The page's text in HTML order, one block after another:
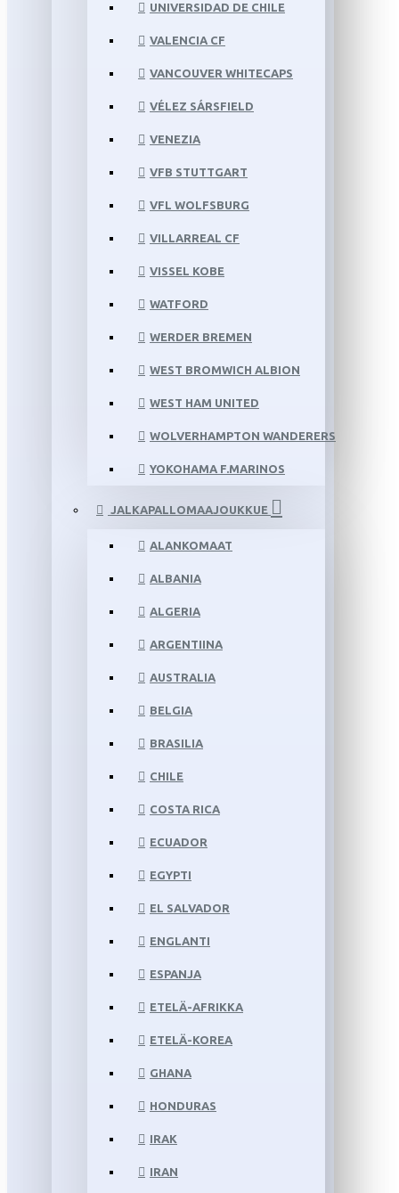
UNIVERSIDAD DE CHILE
VALENCIA CF
VANCOUVER WHITECAPS
VÉLEZ SÁRSFIELD
VENEZIA
VFB STUTTGART
VFL WOLFSBURG
VILLARREAL CF
VISSEL KOBE
WATFORD
WERDER BREMEN
WEST BROMWICH ALBION
WEST HAM UNITED
WOLVERHAMPTON WANDERERS
YOKOHAMA F.MARINOS
JALKAPALLOMAAJOUKKUE
ALANKOMAAT
ALBANIA
ALGERIA
ARGENTIINA
AUSTRALIA
BELGIA
BRASILIA
CHILE
COSTA RICA
ECUADOR
EGYPTI
EL SALVADOR
ENGLANTI
ESPANJA
ETELÄ-AFRIKKA
ETELÄ-KOREA
GHANA
HONDURAS
IRAK
IRAN